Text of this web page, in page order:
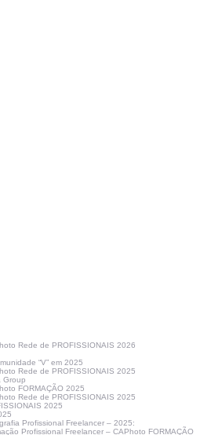
Rede de PROFISSIONAIS 2026
“V” em 2025
Rede de PROFISSIONAIS 2025
Group
FORMAÇÃO 2025
Rede de PROFISSIONAIS 2025
2025
Profissional Freelancer – 2025:
Profissional Freelancer – CAPhoto FORMAÇÃO